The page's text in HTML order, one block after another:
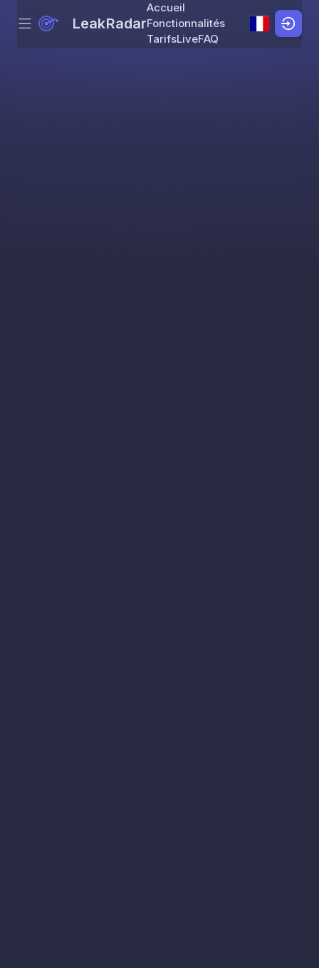
Skip to content
Menu LeakRadar
Accueil
Fonctionnalités
TarifsLiveFAQ